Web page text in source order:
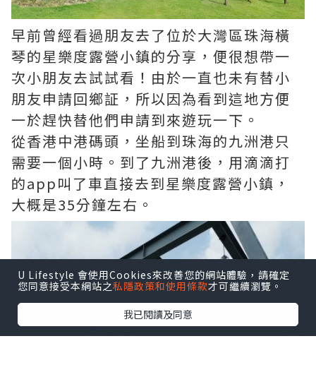
早前曾經看過朋友去了位於大灣區珠海橫
琴的星樂度露營小鎮的分享，便很想帶一
次小朋友去試試看！由於一直也未有替小
朋友申請回鄉証，所以因為看到這地方便
一於趕快替他們申請到來遊玩一下。
從香港中港碼頭，坐船到珠海的九洲港只
需要一個小時。到了九洲港後，用滴滴打
的app叫了車直接去到星樂度露營小鎮，
大概是35分鐘左右。
U Lifestyle 會使用Cookies來改善您的網站體驗，請確定
您同意接受本網站之私隱政策和使用條款才可繼續瀏覽。
我已閱讀及同意